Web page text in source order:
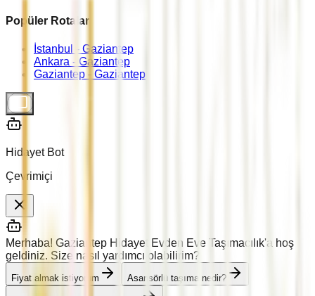
Popüler Rotalar
İstanbul - Gaziantep
Ankara - Gaziantep
Gaziantep - Gaziantep
Hidayet Bot
Çevrimiçi
Merhaba! Gaziantep Hidayet Evden Eve Taşımacılık'a hoş
geldiniz. Size nasıl yardımcı olabilirim?
Fiyat almak istiyorum Asansörlü taşıma nedir?